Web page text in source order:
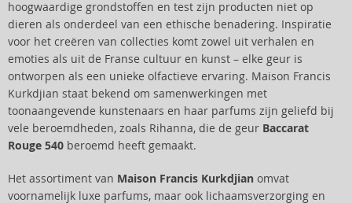
hoogwaardige grondstoffen en test zijn producten niet op
dieren als onderdeel van een ethische benadering. Inspiratie
voor het creëren van collecties komt zowel uit verhalen en
emoties als uit de Franse cultuur en kunst – elke geur is
ontworpen als een unieke olfactieve ervaring. Maison Francis
Kurkdjian staat bekend om samenwerkingen met
toonaangevende kunstenaars en haar parfums zijn geliefd bij
vele beroemdheden, zoals Rihanna, die de geur Baccarat
Rouge 540 beroemd heeft gemaakt.
Het assortiment van Maison Francis Kurkdjian omvat
voornamelijk luxe parfums, maar ook lichaamsverzorging en